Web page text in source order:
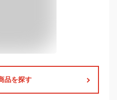
品を探す